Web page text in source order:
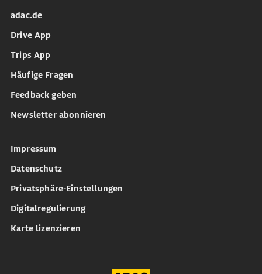
adac.de
Drive App
Trips App
Häufige Fragen
Feedback geben
Newsletter abonnieren
Impressum
Datenschutz
Privatsphäre-Einstellungen
Digitalregulierung
Karte lizenzieren